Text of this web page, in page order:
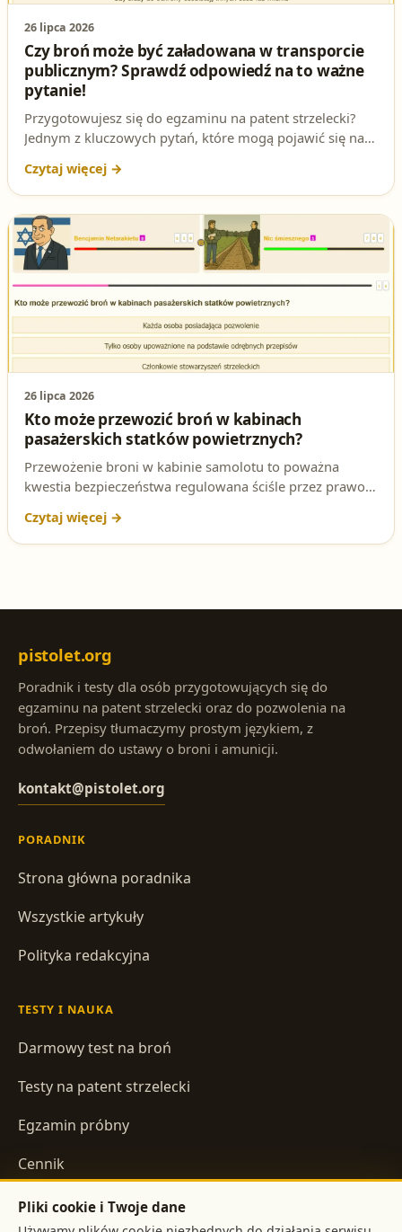
26 lipca 2026
Czy broń może być załadowana w transporcie
publicznym? Sprawdź odpowiedź na to ważne
pytanie!
Przygotowujesz się do egzaminu na patent strzelecki?
Jednym z kluczowych pytań, które mogą pojawić się na
transporcie publicznym. W tym artykule dokładnie
omawiamy tę sytuację, abyś mógł pewnie odpowiedzieć
na egzaminie. Sprawdź też nasze testy na patent
strzelecki, aby lepiej się przygotować!
26 lipca 2026
Kto może przewozić broń w kabinach
pasażerskich statków powietrznych?
Przewożenie broni w kabinie samolotu to poważna
kwestia bezpieczeństwa regulowana ściśle przez prawo.
pasażerskiej statku powietrznego i jaka jest podstawa
prawna tego zakazu.
pistolet.org
Poradnik i testy dla osób przygotowujących się do
egzaminu na patent strzelecki oraz do pozwolenia na
broń. Przepisy tłumaczymy prostym językiem, z
odwołaniem do ustawy o broni i amunicji.
kontakt@pistolet.org
PORADNIK
Strona główna poradnika
Wszystkie artykuły
Polityka redakcyjna
TESTY I NAUKA
Darmowy test na broń
Testy na patent strzelecki
Egzamin próbny
Cennik
Pliki cookie i Twoje dane